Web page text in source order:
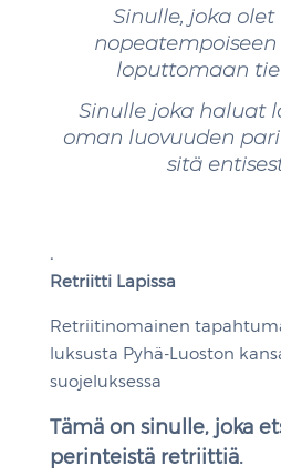
Sinulle, joka olet
nopeatempoiseen
loputtomaan
Sinulle joka haluat
oman luovuuden
sitä
.
Retriitti Lapissa
Retriitinomainen
luksusta Pyhä-Luoston
suojeluksessa
Tämä on sinulle, joka
perinteistä retriittiä.